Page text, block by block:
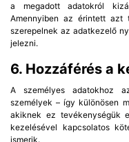
a megadott adatokról
Amennyiben az érintett azt
szerepelnek az adatkezelő
jelezni.
6. Hozzáférés a
A személyes adatokhoz
személyek – így különösen
akiknek ez tevékenységük
kezelésével kapcsolatos
ismerik.